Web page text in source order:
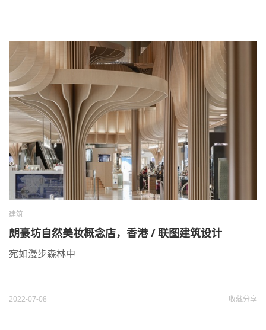
建筑
朗豪坊自然美妆概念店，香港 / 联图建筑设计
宛如漫步森林中
2022-07-08 收藏分享